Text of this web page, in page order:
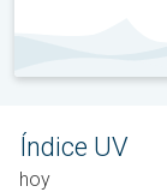
Índice UV
hoy